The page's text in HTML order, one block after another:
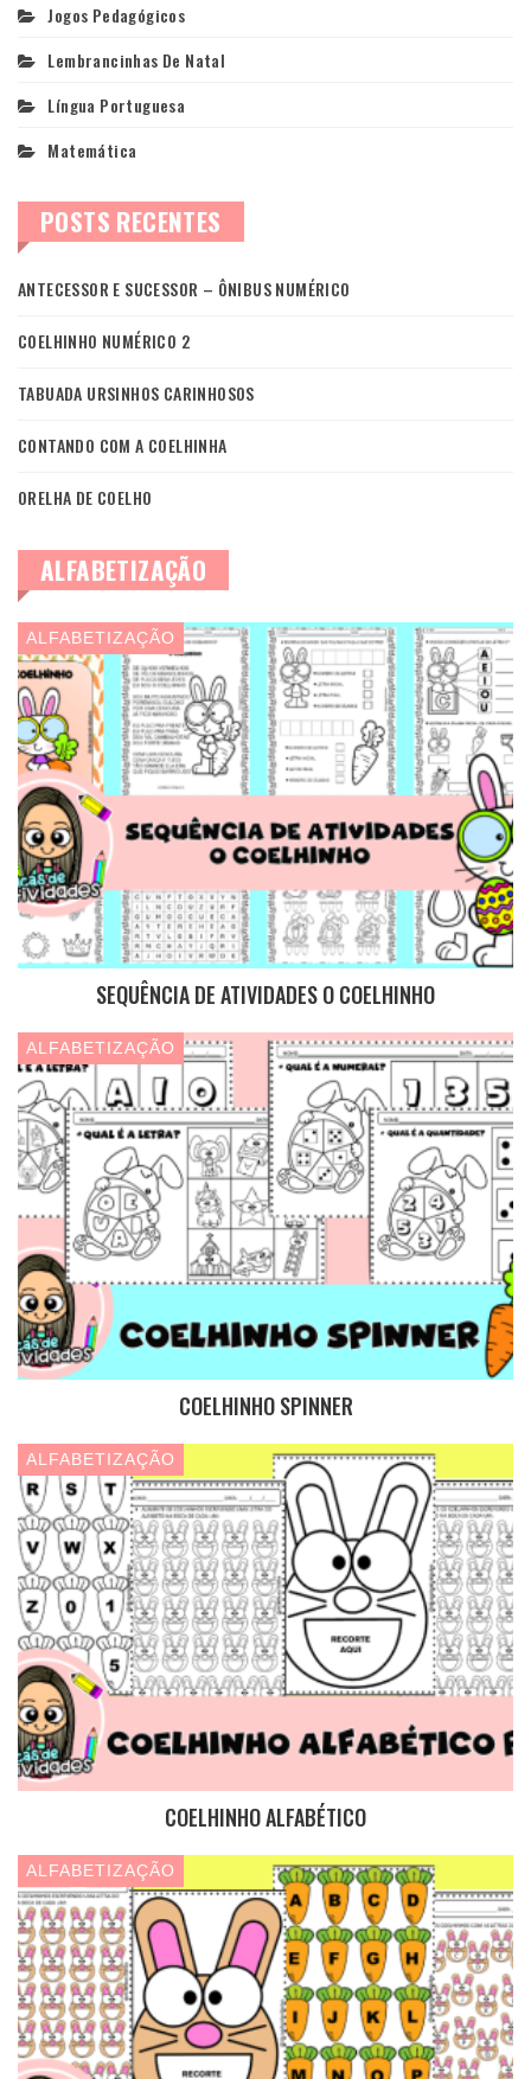
Jogos Pedagógicos
Lembrancinhas De Natal
Língua Portuguesa
Matemática
POSTS RECENTES
ANTECESSOR E SUCESSOR – ÔNIBUS NUMÉRICO
COELHINHO NUMÉRICO 2
TABUADA URSINHOS CARINHOSOS
CONTANDO COM A COELHINHA
ORELHA DE COELHO
ALFABETIZAÇÃO
ALFABETIZAÇÃO
SEQUÊNCIA DE ATIVIDADES O COELHINHO
ALFABETIZAÇÃO
COELHINHO SPINNER
ALFABETIZAÇÃO
COELHINHO ALFABÉTICO
ALFABETIZAÇÃO